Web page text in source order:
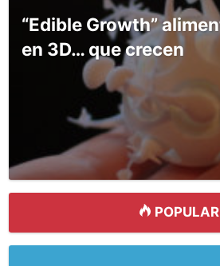
“Edible Growth”
en 3D… que crecen
POPULAR